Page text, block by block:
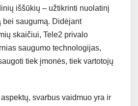
iššūkių – užtikrinti nuolatinį
bei saugumą. Didėjant
skaičiui, Tele2 privalo
saugumo technologijas,
tiek įmonės, tiek vartotojų
svarbus vaidmuo yra ir